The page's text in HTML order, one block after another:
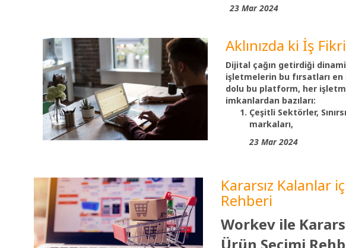
23 Mar 2024
Aklınızda ki İş
Dijital çağın getirdiği
işletmelerin bu fırsatları
dolu bu platform, her
imkanlardan bazıları:
Çeşitli Sektörler,
markaları,
23 Mar 2024
Kararsız Kalanlar
Rehberi
Workev ile